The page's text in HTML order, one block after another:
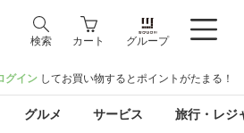
検索 カート グループ
グイン してお買い物するとポイントがたまる！
グルメ サービス 旅行・レジ